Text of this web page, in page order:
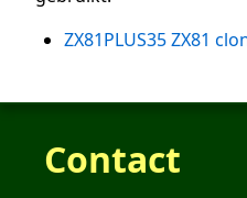
ZX81PLUS35 ZX81
Contact